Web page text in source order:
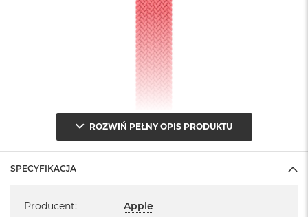
ROZWIŃ PEŁNY OPIS PRODUKTU
SPECYFIKACJA
Producent: Apple